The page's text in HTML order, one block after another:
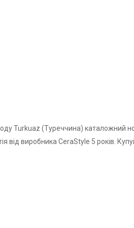
Turkuaz (Туреччина) каталожний
від виробника CeraStyle 5 років.